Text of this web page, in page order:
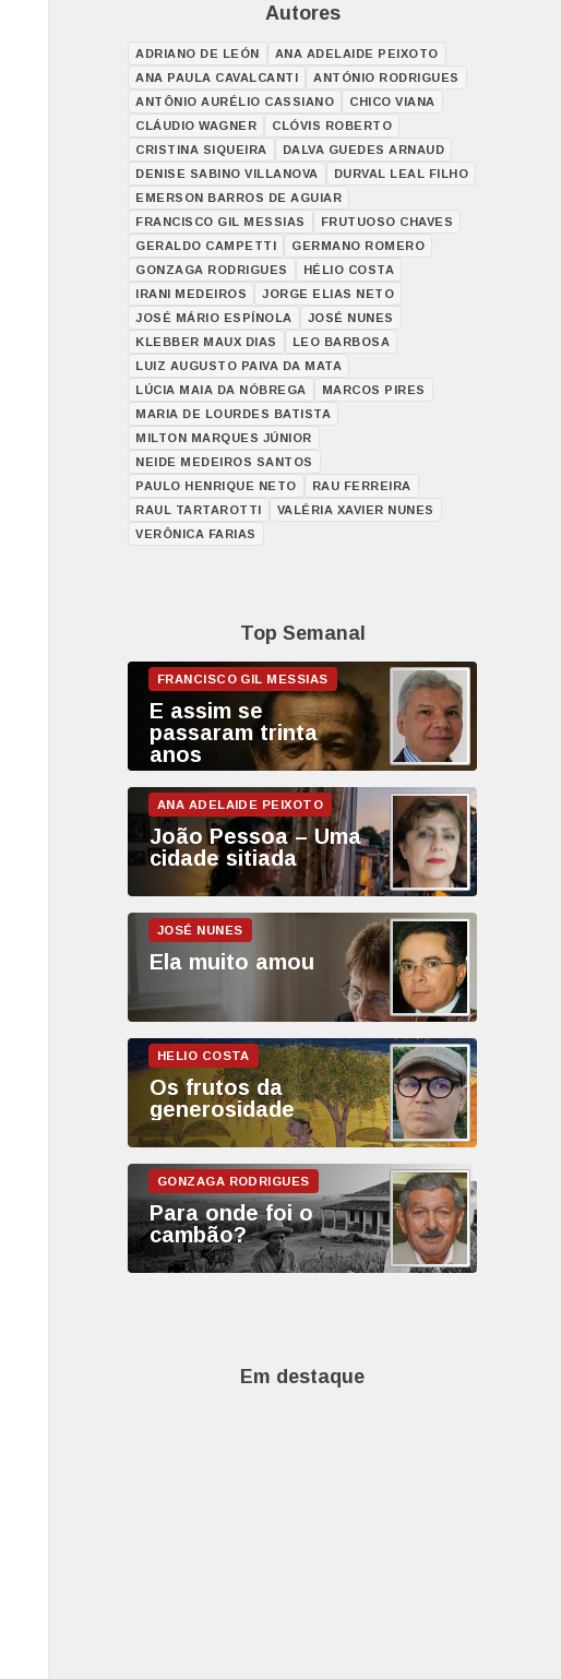
Autores
ADRIANO DE LEÓN
ANA ADELAIDE PEIXOTO
ANA PAULA CAVALCANTI
ANTÓNIO RODRIGUES
ANTÔNIO AURÉLIO CASSIANO
CHICO VIANA
CLÁUDIO WAGNER
CLÓVIS ROBERTO
CRISTINA SIQUEIRA
DALVA GUEDES ARNAUD
DENISE SABINO VILLANOVA
DURVAL LEAL FILHO
EMERSON BARROS DE AGUIAR
FRANCISCO GIL MESSIAS
FRUTUOSO CHAVES
GERALDO CAMPETTI
GERMANO ROMERO
GONZAGA RODRIGUES
HÉLIO COSTA
IRANI MEDEIROS
JORGE ELIAS NETO
JOSÉ MÁRIO ESPÍNOLA
JOSÉ NUNES
KLEBBER MAUX DIAS
LEO BARBOSA
LUIZ AUGUSTO PAIVA DA MATA
LÚCIA MAIA DA NÓBREGA
MARCOS PIRES
MARIA DE LOURDES BATISTA
MILTON MARQUES JÚNIOR
NEIDE MEDEIROS SANTOS
PAULO HENRIQUE NETO
RAU FERREIRA
RAUL TARTAROTTI
VALÉRIA XAVIER NUNES
VERÔNICA FARIAS
Top Semanal
E assim se
passaram trinta
anos
João Pessoa – Uma
cidade sitiada
Ela muito amou
Os frutos da
generosidade
Para onde foi o
cambão?
Em destaque